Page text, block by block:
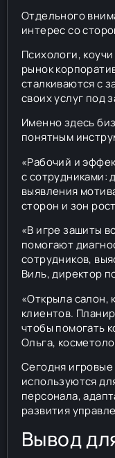
Отдельного
интерес со
Психологи,
рынок
сталкиваются с
своих услуг под
Именно здесь
понятным
«Рабочий и
с сотрудниками:
выявления
сторон и зон
«В игре зашиты
помогают
сотрудников,
Виль, директор
«Открыла салон,
клиентов.
чтобы помогать
Ольга,
Сегодня
используются
персонала,
развития
Вывод